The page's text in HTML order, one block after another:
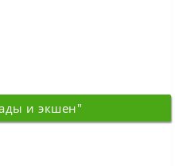
и экшен"